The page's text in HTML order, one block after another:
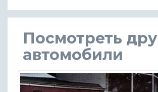
Посмотреть
автомобили